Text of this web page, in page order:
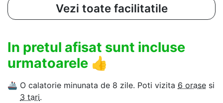
Vezi toate facilitatile
In pretul afisat sunt incluse
urmatoarele 👍
🚢 O calatorie minunata de 8 zile. Poti vizita 6 orase si
3 tari.